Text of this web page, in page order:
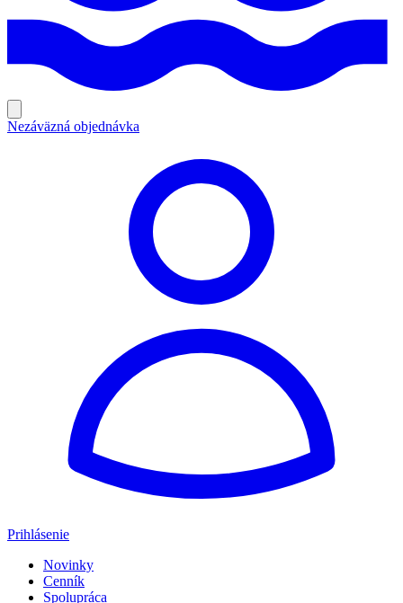
Nezáväzná objednávka
Prihlásenie
Novinky
Cenník
Spolupráca